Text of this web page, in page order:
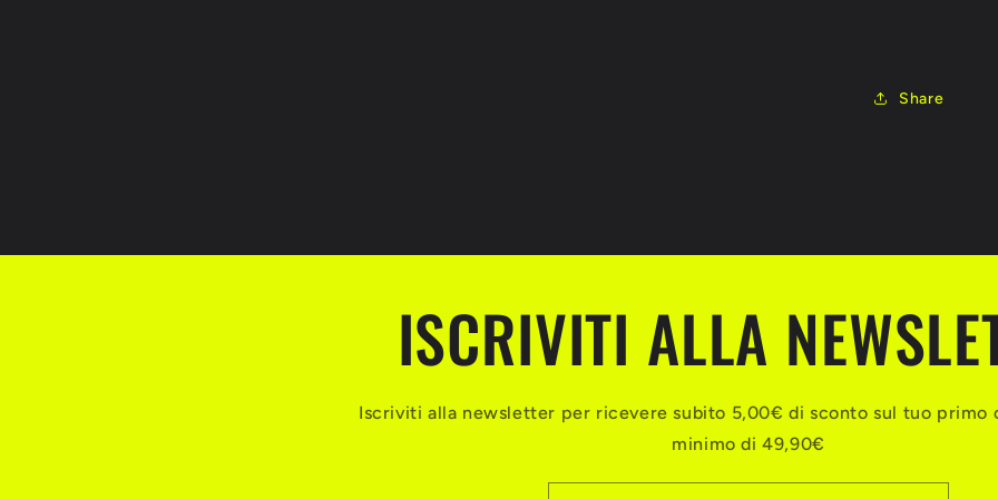
Share
ISCRIVITI ALLA
Iscriviti alla newsletter per ricevere subito 5,00€ di sconto sul tuo primo
minimo di 49,90€